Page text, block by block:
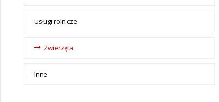
Usługi rolnicze
Zwierzęta
Inne